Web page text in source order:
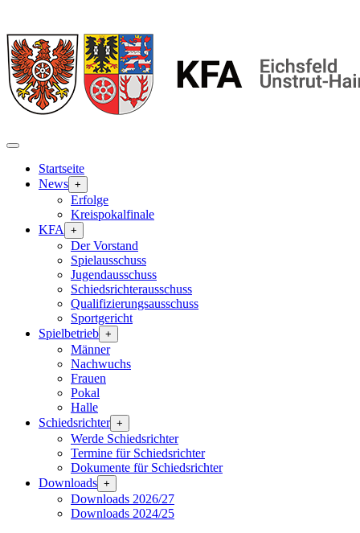
Startseite
News +
Erfolge
Kreispokalfinale
KFA
+
Der Vorstand
Spielausschuss
Jugendausschuss
Schiedsrichterausschuss
Qualifizierungsausschuss
Sportgericht
Spielbetrieb +
Männer
Nachwuchs
Frauen
Pokal
Halle
Schiedsrichter +
Werde Schiedsrichter
Termine für Schiedsrichter
Dokumente für Schiedsrichter
Downloads +
Downloads 2026/27
Downloads 2024/25